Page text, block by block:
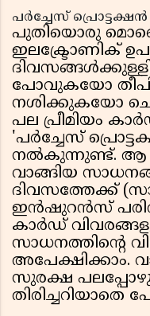
പർച്ചേസ് പ്രൊട്ടക്ഷൻ
പുതിയൊരു
ഇലക്ട്രോണിക്
പോവുകയോ
നശിക്കുകയോ
പല പ്രീമിയം
'പർച്ചേസ്
നൽകുന്നുണ്ട്. ആ
വാങ്ങിയ
ദിവസത്തേക്ക്
ഇൻഷുറൻസ്
കാർഡ്
സാധനത്തിന്റെ
അപേക്ഷിക്കാം.
സുരക്ഷ
തിരിച്ചറിയാതെ